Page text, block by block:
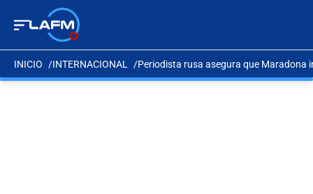
INICIO INTERNACIONAL Periodista rusa asegura que Maradona